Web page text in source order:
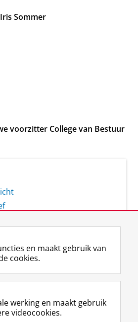
Sommer
voorzitter College van Bestuur
F
a
e
b
L
i
k
e
R
S
-
f
I
n
t
Y
o
T
en maakt gebruik van
cookies.
werking en maakt gebruik
videocookies.